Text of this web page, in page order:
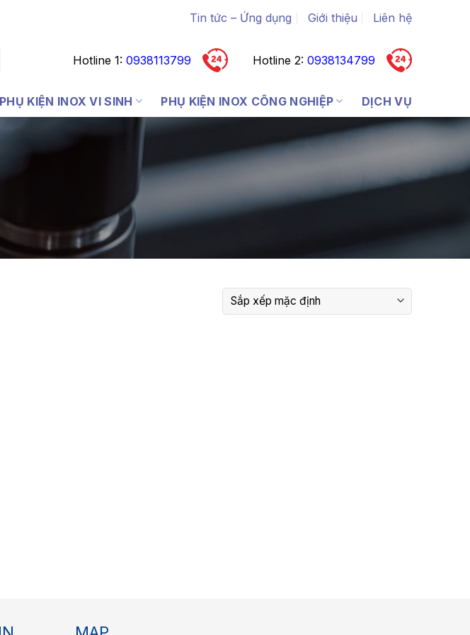
Tin tức – Ứng dụng Giới thiệu Liên hệ
Hotline 1:0938113799 Hotline 2: 0938134799
PHỤ KIỆN INOX VI SINH PHỤ KIỆN INOX CÔNG NGHIỆP DỊCH VỤ